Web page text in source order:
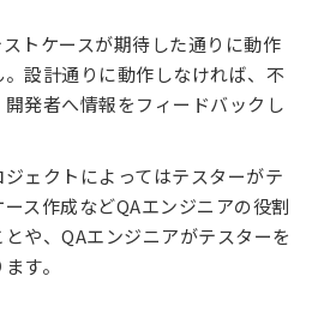
トケースが期待した通りに動作
設計通りに動作しなければ、不
発者へ情報をフィードバックし
ェクトによってはテスターがテ
ス作成などQAエンジニアの役割
や、QAエンジニアがテスターを
す。